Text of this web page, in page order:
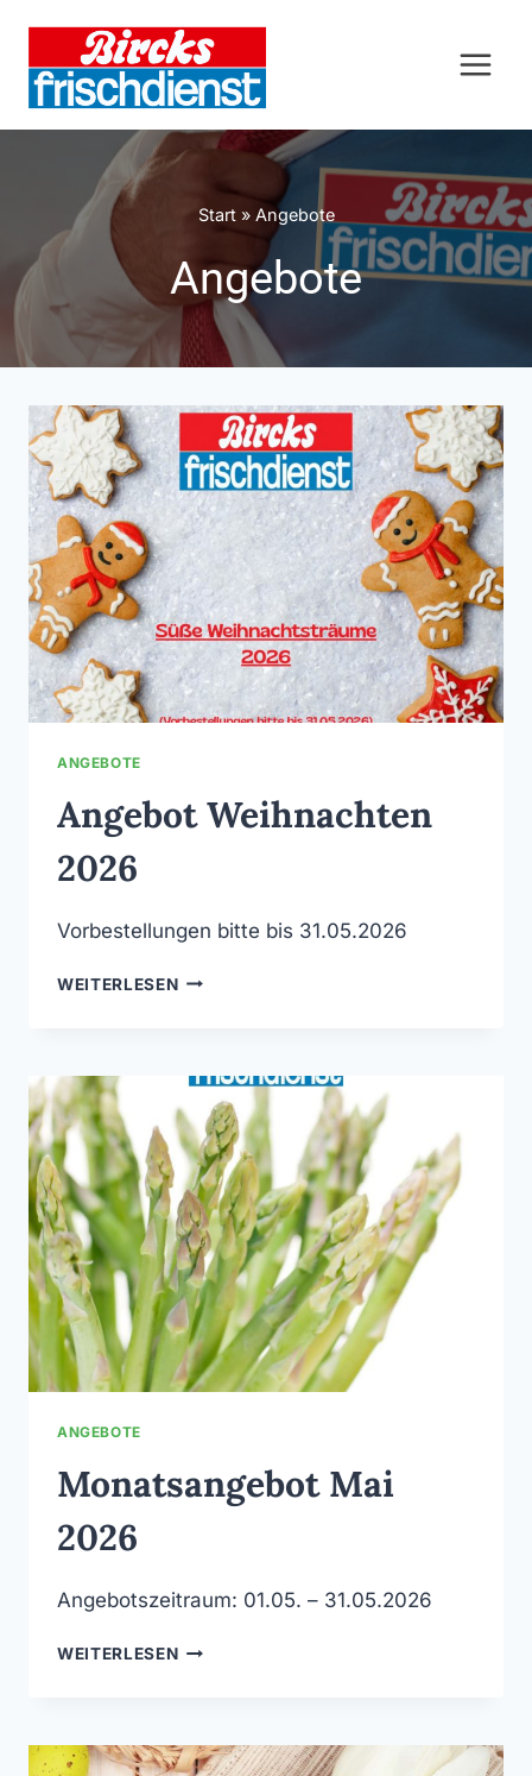
springen
Start» Angebote
Angebote
ANGEBOTE
Angebot Weihnachten
2026
Vorbestellungen bitte bis 31.05.2026
WEITERLESENANGEBOT
ANGEBOTE
Monatsangebot Mai
2026
Angebotszeitraum: 01.05. – 31.05.2026
WEITERLESENMONATSANGEBOT